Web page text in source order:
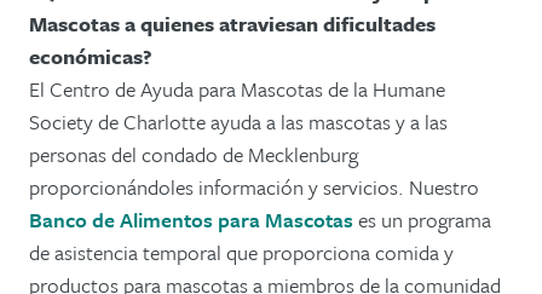
Mascotas a quienes atraviesan dificultades
económicas?
El Centro de Ayuda para Mascotas de la Humane
Society de Charlotte ayuda a las mascotas y a las
personas del condado de Mecklenburg
proporcionándoles información y servicios. Nuestro
Banco de Alimentos para Mascotases un programa
de asistencia temporal que proporciona comida y
productos para mascotas a miembros de la comunidad